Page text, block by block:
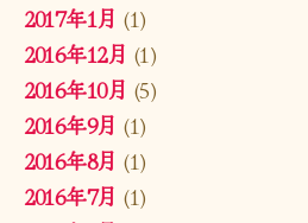
2017年1月 (1)
2016年12月 (1)
2016年10月 (5)
2016年9月 (1)
2016年8月 (1)
2016年7月 (1)